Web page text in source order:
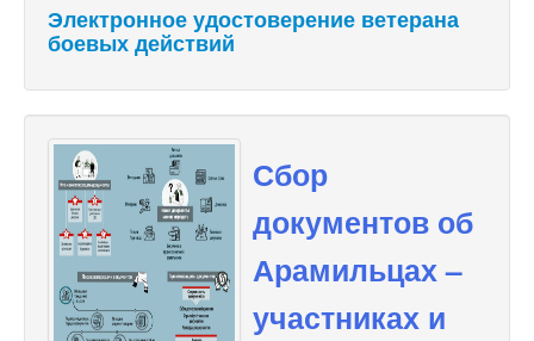
Электронное удостоверение ветерана
боевых действий
Сбор
документов об
Арамильцах –
участниках и